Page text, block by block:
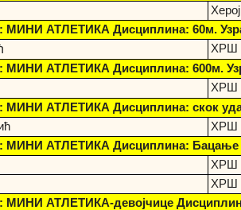
МИНИ АТЛЕТИКА Дисциплина: 60м.
ХРШ
МИНИ АТЛЕТИКА Дисциплина: 600м.
ХРШ
МИНИ АТЛЕТИКА Дисциплина: скок
ХРШ
МИНИ АТЛЕТИКА Дисциплина: Бацање
ХРШ
ХРШ
МИНИ АТЛЕТИКА-девојчице